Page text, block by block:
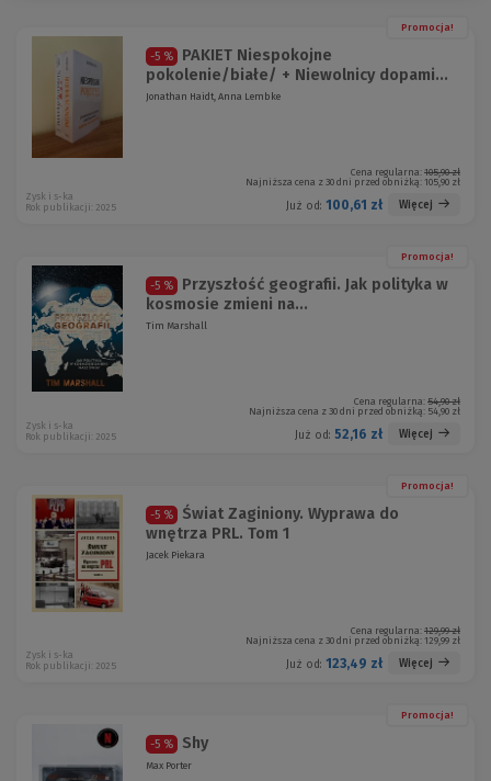
Promocja!
-5 %
PAKIET Niespokojne
pokolenie/białe/ + Niewolnicy dopami...
Jonathan Haidt, Anna Lembke
Cena regularna: 105,90 zł
Najniższa cena z 30 dni przed obniżką: 105,90 zł
Już od: 100,61 zł Więcej
Zysk i s-ka
Rok publikacji: 2025
Promocja!
-5 %
Przyszłość geografii. Jak polityka w
kosmosie zmieni na...
Tim Marshall
Cena regularna: 54,90 zł
Najniższa cena z 30 dni przed obniżką: 54,90 zł
Już od: 52,16 zł Więcej
Zysk i s-ka
Rok publikacji: 2025
Promocja!
-5 %
Świat Zaginiony. Wyprawa do
wnętrza PRL. Tom 1
Jacek Piekara
Cena regularna: 129,99 zł
Najniższa cena z 30 dni przed obniżką: 129,99 zł
Już od: 123,49 zł Więcej
Zysk i s-ka
Rok publikacji: 2025
Promocja!
-5 % Shy
Max Porter